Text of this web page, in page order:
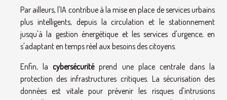
Par ailleurs, l'IA contribue à la mise en place de services urbains
plus intelligents, depuis la circulation et le stationnement
jusqu'à la gestion énergétique et les services d'urgence, en
s'adaptant en temps réel aux besoins des citoyens.
Enfin, lacybersécuritéprend une place centrale dans la
protection des infrastructures critiques. La sécurisation des
données est vitale pour prévenir les risques d'intrusions